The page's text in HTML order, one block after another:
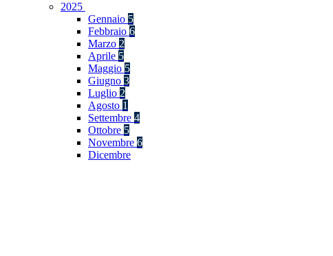
2025
Gennaio 5
Febbraio 6
Marzo 2
Aprile 5
Maggio 5
Giugno 3
Luglio 2
Agosto 1
Settembre 4
Ottobre 5
Novembre 6
Dicembre